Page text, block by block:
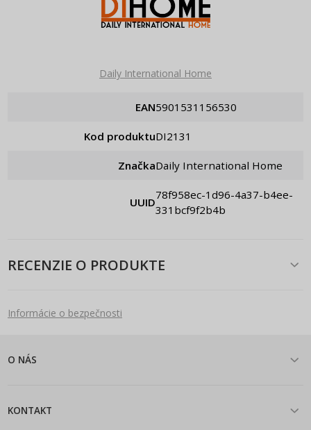
Daily International Home
EAN 5901531156530
Kod produktu DI2131
Značka Daily International Home
UUID
78f958ec-1d96-4a37-b4ee-
331bcf9f2b4b
RECENZIE O PRODUKTE
Informácie o bezpečnosti
O NÁS
KONTAKT